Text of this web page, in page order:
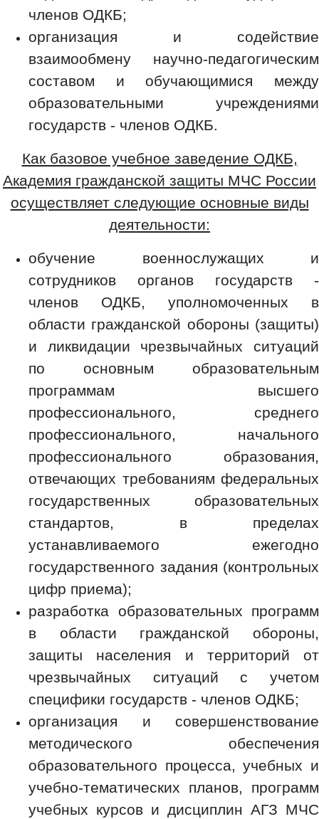
членов ОДКБ;
организация и содействие
взаимообмену научно-педагогическим
составом и обучающимися между
образовательными учреждениями
государств - членов ОДКБ.
Как базовое учебное заведение ОДКБ,
Академия гражданской защиты МЧС России
осуществляет следующие основные виды
деятельности:
обучение военнослужащих и
сотрудников органов государств -
членов ОДКБ, уполномоченных в
области гражданской обороны (защиты)
и ликвидации чрезвычайных ситуаций
по основным образовательным
программам высшего
профессионального, среднего
профессионального, начального
профессионального образования,
отвечающих требованиям федеральных
государственных образовательных
стандартов, в пределах
устанавливаемого ежегодно
государственного задания (контрольных
цифр приема);
разработка образовательных программ
в области гражданской обороны,
защиты населения и территорий от
чрезвычайных ситуаций с учетом
специфики государств - членов ОДКБ;
организация и совершенствование
методического обеспечения
образовательного процесса, учебных и
учебно-тематических планов, программ
учебных курсов и дисциплин АГЗ МЧС